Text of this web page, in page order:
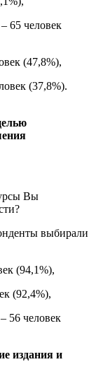
65 человек
(47,8%),
(37,8%).
Вы
выбирали
(94,1%),
(92,4%),
56 человек
издания и